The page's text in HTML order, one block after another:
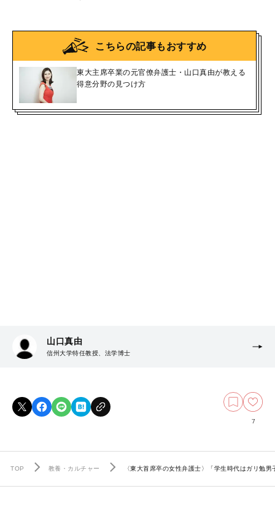
こちらの記事もおすすめ
東大主席卒業の元官僚弁護士・山口真由が教える
得意分野の見つけ方
山口真由
信州大学特任教授、法学博士
7
TOP 教養・カルチャー 〈東大首席卒の女性弁護士〉「学生時代はガリ勉